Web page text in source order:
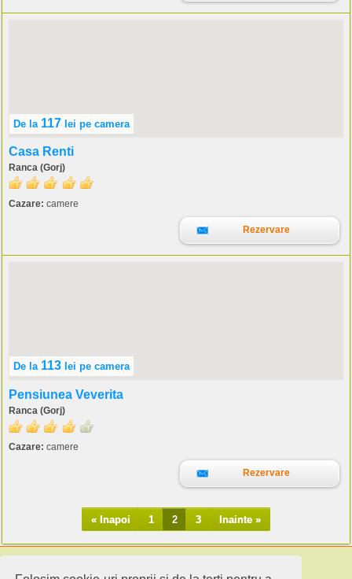
De la 117 lei pe camera
Casa Renti
Ranca (Gorj)
Cazare: camere
Rezervare
De la 113 lei pe camera
Pensiunea Veverita
Ranca (Gorj)
Cazare: camere
Rezervare
« Inapoi 1 2 3 Inainte »